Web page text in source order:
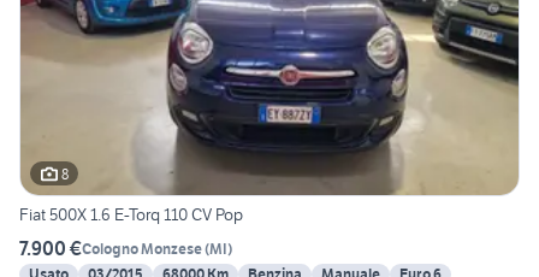
8
Fiat 500X 1.6 E-Torq 110 CV Pop
7.900 €Cologno Monzese(MI)